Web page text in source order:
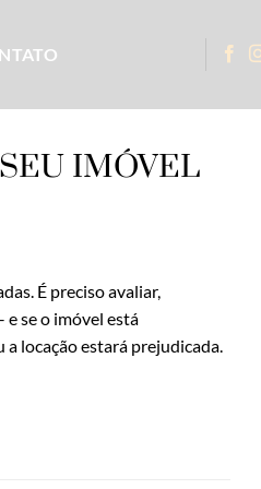
IMÓVEL
É preciso avaliar,
se o imóvel está
locação estará prejudicada.